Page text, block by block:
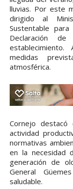
lluvias. Por este
dirigido al
Sustentable
Declaración
medidas
atmosférica.
Cornejo
actividad
normativas
en la necesidad
generación de
General
saludable.